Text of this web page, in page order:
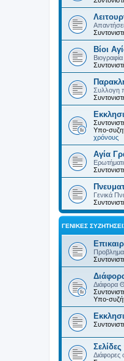
Βίοι
Συλλογη
Υπο-
χρόνους
Αγία
Γενικά
ΓΕΝΙΚΈΣ
Διάφορα
Υπο-
Διάφορες